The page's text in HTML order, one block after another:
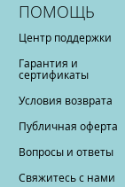
ПОМОЩЬ
Центр поддержки
Гарантия и
сертификаты
Условия возврата
Публичная оферта
Вопросы и ответы
Свяжитесь с нами